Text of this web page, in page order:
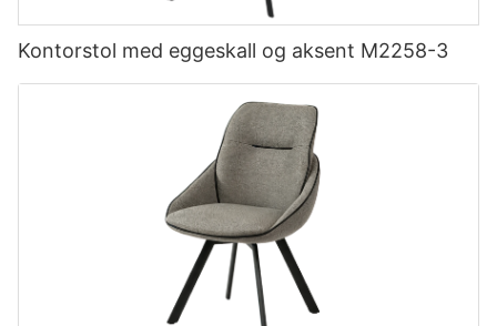
Kontorstol med eggeskall og aksent M2258-3